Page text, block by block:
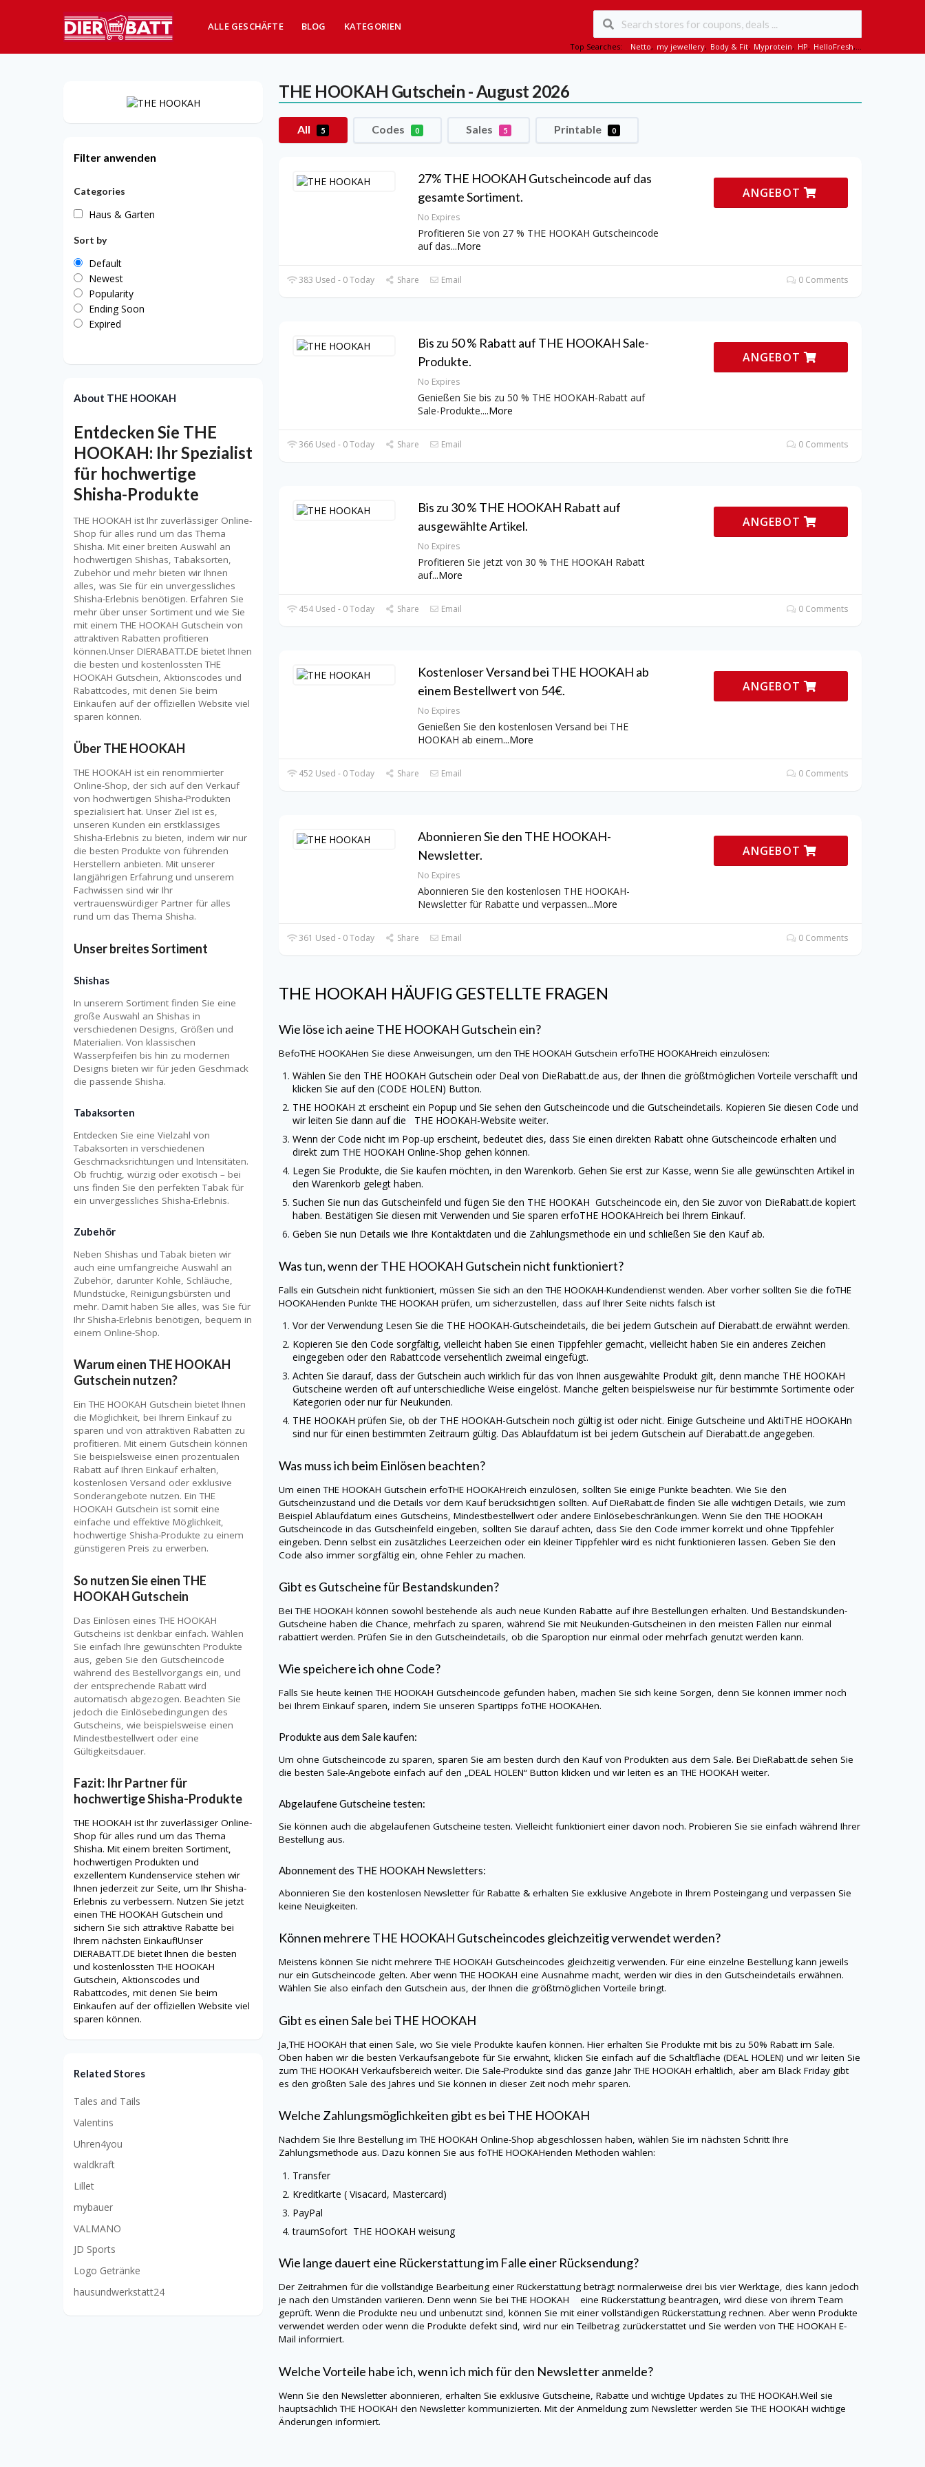
ALLE GESCHÄFTE BLOG KATEGORIEN
Top Searches: Netto, my jewellery, Body & Fit, Myprotein, HP, HelloFresh,...
THE HOOKAH Gutschein - August 2026
All 5 Codes 0 Sales 5 Printable 0
27% THE HOOKAH Gutscheincode auf das
gesamte Sortiment.
No Expires
Profitieren Sie von 27 % THE HOOKAH Gutscheincode
auf das...More
ANGEBOT
383 Used - 0 Today Share Email 0 Comments
Bis zu 50 % Rabatt auf THE HOOKAH Sale-
Produkte.
No Expires
Genießen Sie bis zu 50 % THE HOOKAH-Rabatt auf
Sale-Produkte....More
ANGEBOT
366 Used - 0 Today Share Email 0 Comments
Bis zu 30 % THE HOOKAH Rabatt auf
ausgewählte Artikel.
No Expires
Profitieren Sie jetzt von 30 % THE HOOKAH Rabatt
auf...More
ANGEBOT
454 Used - 0 Today Share Email 0 Comments
Kostenloser Versand bei THE HOOKAH ab
einem Bestellwert von 54€.
No Expires
Genießen Sie den kostenlosen Versand bei THE
HOOKAH ab einem...More
ANGEBOT
452 Used - 0 Today Share Email 0 Comments
Abonnieren Sie den THE HOOKAH-
Newsletter.
No Expires
Abonnieren Sie den kostenlosen THE HOOKAH-
Newsletter für Rabatte und verpassen...More
ANGEBOT
361 Used - 0 Today Share Email 0 Comments
THE HOOKAH HÄUFIG GESTELLTE FRAGEN
Wie löse ich aeine THE HOOKAH Gutschein ein?
BefoTHE HOOKAHen Sie diese Anweisungen, um denTHE HOOKAHGutschein erfoTHE HOOKAHreich einzulösen:
Wählen Sie den THE HOOKAHGutschein oder Deal von DieRabatt.de aus, der Ihnen die größtmöglichen Vorteile verschafft und
klicken Sie auf den (CODE HOLEN) Button.
THE HOOKAH zt erscheint ein Popup und Sie sehen den Gutscheincode und die Gutscheindetails. Kopieren Sie diesen Code und
wir leiten Sie dann auf die THE HOOKAH-Website weiter.
Wenn der Code nicht im Pop-up erscheint, bedeutet dies, dass Sie einen direkten Rabatt ohne Gutscheincode erhalten und
direkt zum THE HOOKAHOnline-Shop gehen können.
Legen Sie Produkte, die Sie kaufen möchten, in den Warenkorb. Gehen Sie erst zur Kasse, wenn Sie alle gewünschten Artikel in
den Warenkorb gelegt haben.
Suchen Sie nun das Gutscheinfeld und fügen Sie den THE HOOKAHGutscheincode ein, den Sie zuvor von DieRabatt.de kopiert
haben. Bestätigen Sie diesen mit Verwenden und Sie sparen erfoTHE HOOKAHreich bei Ihrem Einkauf.
Geben Sie nun Details wie Ihre Kontaktdaten und die Zahlungsmethode ein und schließen Sie den Kauf ab.
Was tun, wenn derTHE HOOKAH Gutschein nicht funktioniert?
Falls ein Gutschein nicht funktioniert, müssen Sie sich an denTHE HOOKAH-Kundendienst wenden. Aber vorher sollten Sie die foTHE
HOOKAHenden PunkteTHE HOOKAHprüfen, um sicherzustellen, dass auf Ihrer Seite nichts falsch ist
Vor der Verwendung Lesen Sie die THE HOOKAH-Gutscheindetails, die bei jedem Gutschein aufDierabatt.de erwähnt werden.
Kopieren Sie den Code sorgfältig, vielleicht haben Sie einen Tippfehler gemacht, vielleicht haben Sie ein anderes Zeichen
eingegeben oder den Rabattcode versehentlich zweimal eingefügt.
Achten Sie darauf, dass der Gutschein auch wirklich für das von Ihnen ausgewählte Produkt gilt, denn manche THE HOOKAH
Gutscheine werden oft auf unterschiedliche Weise eingelöst. Manche gelten beispielsweise nur für bestimmte Sortimente oder
Kategorien oder nur für Neukunden.
THE HOOKAHprüfen Sie, ob der THE HOOKAH-Gutschein noch gültig ist oder nicht. Einige Gutscheine und AktiTHE HOOKAHn
sind nur für einen bestimmten Zeitraum gültig. Das Ablaufdatum ist bei jedem Gutschein aufDierabatt.de angegeben.
Was muss ich beim Einlösen beachten?
Um einenTHE HOOKAHGutschein erfoTHE HOOKAHreich einzulösen, sollten Sie einige Punkte beachten. Wie Sie den
Gutscheinzustand und die Details vor dem Kauf berücksichtigen sollten. AufDieRabatt.de finden Sie alle wichtigen Details, wie zum
Beispiel Ablaufdatum eines Gutscheins, Mindestbestellwert oder andere Einlösebeschränkungen. Wenn Sie denTHE HOOKAH
Gutscheincode in das Gutscheinfeld eingeben, sollten Sie darauf achten, dass Sie den Code immer korrekt und ohne Tippfehler
eingeben. Denn selbst ein zusätzliches Leerzeichen oder ein kleiner Tippfehler wird es nicht funktionieren lassen. Geben Sie den
Code also immer sorgfältig ein, ohne Fehler zu machen.
Gibt es Gutscheine für Bestandskunden?
BeiTHE HOOKAHkönnen sowohl bestehende als auch neue Kunden Rabatte auf ihre Bestellungen erhalten. Und Bestandskunden-
Gutscheine haben die Chance, mehrfach zu sparen, während Sie mit Neukunden-Gutscheinen in den meisten Fällen nur einmal
rabattiert werden. Prüfen Sie in den Gutscheindetails, ob die Sparoption nur einmal oder mehrfach genutzt werden kann.
Wie speichere ich ohne Code?
Falls Sie heute keinenTHE HOOKAHGutscheincode gefunden haben, machen Sie sich keine Sorgen, denn Sie können immer noch
bei Ihrem Einkauf sparen, indem Sie unseren Spartipps foTHE HOOKAHen.
Produkte aus dem Sale kaufen:
Um ohne Gutscheincode zu sparen, sparen Sie am besten durch den Kauf von Produkten aus dem Sale. Bei DieRabatt.de sehen Sie
die besten Sale-Angebote einfach auf den „DEAL HOLEN“ Button klicken und wir leiten es anTHE HOOKAHweiter.
Abgelaufene Gutscheine testen:
Sie können auch die abgelaufenen Gutscheine testen. Vielleicht funktioniert einer davon noch. Probieren Sie sie einfach während Ihrer
Bestellung aus.
Abonnement des THE HOOKAH Newsletters:
Abonnieren Sie den kostenlosen Newsletter für Rabatte & erhalten Sie exklusive Angebote in Ihrem Posteingang und verpassen Sie
keine Neuigkeiten.
Können mehrere THE HOOKAH Gutscheincodes gleichzeitig verwendet werden?
Meistens können Sie nicht mehrereTHE HOOKAHGutscheincodes gleichzeitig verwenden. Für eine einzelne Bestellung kann jeweils
nur ein Gutscheincode gelten. Aber wennTHE HOOKAHeine Ausnahme macht, werden wir dies in den Gutscheindetails erwähnen.
Wählen Sie also einfach den Gutschein aus, der Ihnen die größtmöglichen Vorteile bringt.
Gibt es einen Sale bei THE HOOKAH
Ja,THE HOOKAHthat einen Sale, wo Sie viele Produkte kaufen können. Hier erhalten Sie Produkte mit bis zu 50% Rabatt im Sale.
Oben haben wir die besten Verkaufsangebote für Sie erwähnt, klicken Sie einfach auf die Schaltfläche (DEAL HOLEN) und wir leiten Sie
zumTHE HOOKAHVerkaufsbereich weiter. Die Sale-Produkte sind das ganze JahrTHE HOOKAHerhältlich, aber am Black Friday gibt
es den größten Sale des Jahres und Sie können in dieser Zeit noch mehr sparen.
Welche Zahlungsmöglichkeiten gibt es bei THE HOOKAH
Nachdem Sie Ihre Bestellung imTHE HOOKAHOnline-Shop abgeschlossen haben, wählen Sie im nächsten Schritt Ihre
Zahlungsmethode aus. Dazu können Sie aus foTHE HOOKAHenden Methoden wählen:
Transfer
Kreditkarte (Visacard, Mastercard)
PayPal
traumSofort THE HOOKAHweisung
Wie lange dauert eine Rückerstattung im Falle einer Rücksendung?
Der Zeitrahmen für die vollständige Bearbeitung einer Rückerstattung beträgt normalerweise drei bis vier Werktage, dies kann jedoch
je nach den Umständen variieren. Denn wenn Sie bei THE HOOKAH eine Rückerstattung beantragen, wird diese von ihrem Team
geprüft. Wenn die Produkte neu und unbenutzt sind, können Sie mit einer vollständigen Rückerstattung rechnen. Aber wenn Produkte
verwendet werden oder wenn die Produkte defekt sind, wird nur ein Teilbetrag zurückerstattet und Sie werden vonTHE HOOKAHE-
Mail informiert.
Welche Vorteile habe ich, wenn ich mich für den Newsletter anmelde?
Wenn Sie den Newsletter abonnieren, erhalten Sie exklusive Gutscheine, Rabatte und wichtige Updates zuTHE HOOKAH.Weil sie
hauptsächlichTHE HOOKAHden Newsletter kommunizierten. Mit der Anmeldung zum Newsletter werden SieTHE HOOKAHwichtige
Änderungen informiert.
Filter anwenden
Categories
Haus & Garten
Sort by
Default
Newest
Popularity
Ending Soon
Expired
About THE HOOKAH
Entdecken Sie THE
HOOKAH: Ihr Spezialist
für hochwertige
Shisha-Produkte
THE HOOKAH ist Ihr zuverlässiger Online-
Shop für alles rund um das Thema
Shisha. Mit einer breiten Auswahl an
hochwertigen Shishas, Tabaksorten,
Zubehör und mehr bieten wir Ihnen
alles, was Sie für ein unvergessliches
Shisha-Erlebnis benötigen. Erfahren Sie
mehr über unser Sortiment und wie Sie
mit einem THE HOOKAH Gutschein von
attraktiven Rabatten profitieren
können.Unser DIERABATT.DE bietet Ihnen
die besten und kostenlossten THE
HOOKAH Gutschein, Aktionscodes und
Rabattcodes, mit denen Sie beim
Einkaufen auf der offiziellen Website viel
sparen können.
Über THE HOOKAH
THE HOOKAH ist ein renommierter
Online-Shop, der sich auf den Verkauf
von hochwertigen Shisha-Produkten
spezialisiert hat. Unser Ziel ist es,
unseren Kunden ein erstklassiges
Shisha-Erlebnis zu bieten, indem wir nur
die besten Produkte von führenden
Herstellern anbieten. Mit unserer
langjährigen Erfahrung und unserem
Fachwissen sind wir Ihr
vertrauenswürdiger Partner für alles
rund um das Thema Shisha.
Unser breites Sortiment
Shishas
In unserem Sortiment finden Sie eine
große Auswahl an Shishas in
verschiedenen Designs, Größen und
Materialien. Von klassischen
Wasserpfeifen bis hin zu modernen
Designs bieten wir für jeden Geschmack
die passende Shisha.
Tabaksorten
Entdecken Sie eine Vielzahl von
Tabaksorten in verschiedenen
Geschmacksrichtungen und Intensitäten.
Ob fruchtig, würzig oder exotisch – bei
uns finden Sie den perfekten Tabak für
ein unvergessliches Shisha-Erlebnis.
Zubehör
Neben Shishas und Tabak bieten wir
auch eine umfangreiche Auswahl an
Zubehör, darunter Kohle, Schläuche,
Mundstücke, Reinigungsbürsten und
mehr. Damit haben Sie alles, was Sie für
Ihr Shisha-Erlebnis benötigen, bequem in
einem Online-Shop.
Warum einen THE HOOKAH
Gutschein nutzen?
Ein THE HOOKAH Gutschein bietet Ihnen
die Möglichkeit, bei Ihrem Einkauf zu
sparen und von attraktiven Rabatten zu
profitieren. Mit einem Gutschein können
Sie beispielsweise einen prozentualen
Rabatt auf Ihren Einkauf erhalten,
kostenlosen Versand oder exklusive
Sonderangebote nutzen. Ein THE
HOOKAH Gutschein ist somit eine
einfache und effektive Möglichkeit,
hochwertige Shisha-Produkte zu einem
günstigeren Preis zu erwerben.
So nutzen Sie einen THE
HOOKAH Gutschein
Das Einlösen eines THE HOOKAH
Gutscheins ist denkbar einfach. Wählen
Sie einfach Ihre gewünschten Produkte
aus, geben Sie den Gutscheincode
während des Bestellvorgangs ein, und
der entsprechende Rabatt wird
automatisch abgezogen. Beachten Sie
jedoch die Einlösebedingungen des
Gutscheins, wie beispielsweise einen
Mindestbestellwert oder eine
Gültigkeitsdauer.
Fazit: Ihr Partner für
hochwertige Shisha-Produkte
THE HOOKAH ist Ihr zuverlässiger Online-
Shop für alles rund um das Thema
Shisha. Mit einem breiten Sortiment,
hochwertigen Produkten und
exzellentem Kundenservice stehen wir
Ihnen jederzeit zur Seite, um Ihr Shisha-
Erlebnis zu verbessern. Nutzen Sie jetzt
einen THE HOOKAH Gutschein und
sichern Sie sich attraktive Rabatte bei
Ihrem nächsten Einkauf!Unser
DIERABATT.DE bietet Ihnen die besten
und kostenlossten THE HOOKAH
Gutschein, Aktionscodes und
Rabattcodes, mit denen Sie beim
Einkaufen auf der offiziellen Website viel
sparen können.
Related Stores
Tales and Tails
Valentins
Uhren4you
waldkraft
Lillet
mybauer
VALMANO
JD Sports
Logo Getränke
hausundwerkstatt24